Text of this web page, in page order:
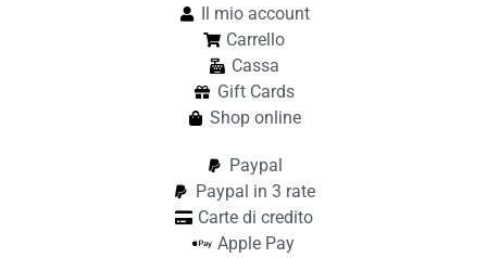
Il mio account
Carrello
Cassa
Gift Cards
Shop online
Paypal
Paypal in 3 rate
Carte di credito
Apple Pay